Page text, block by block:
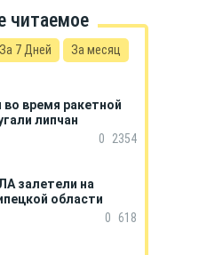
читаемое
За 7 Дней За месяц
время ракетной
липчан
0
2354
залетели на
области
0
618